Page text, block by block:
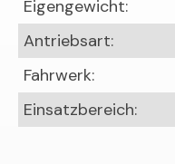
Eigengewicht:
Antriebsart:
Fahrwerk:
Einsatzbereich: